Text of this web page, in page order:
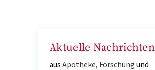
Aktuelle Nachrichten
aus Apotheke, Forschung und